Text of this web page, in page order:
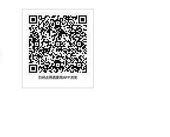
扫码去网易新闻APP浏览